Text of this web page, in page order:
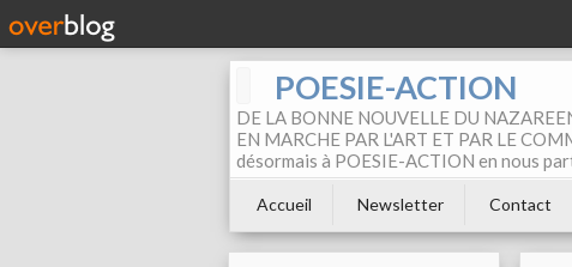
POESIE-ACTION
DE LA BONNE NOUVELLE DU
EN MARCHE PAR L'ART ET PAR LE
désormais à POESIE-ACTION en nous
Accueil Newsletter Contact